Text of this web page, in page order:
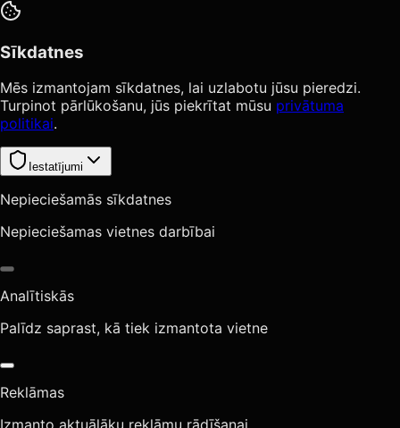
Sīkdatnes
Mēs izmantojam sīkdatnes, lai uzlabotu jūsu pieredzi.
Turpinot pārlūkošanu, jūs piekrītat mūsu privātuma
politikai.
Iestatījumi
Nepieciešamās sīkdatnes
Nepieciešamas vietnes darbībai
Analītiskās
Palīdz saprast, kā tiek izmantota vietne
Reklāmas